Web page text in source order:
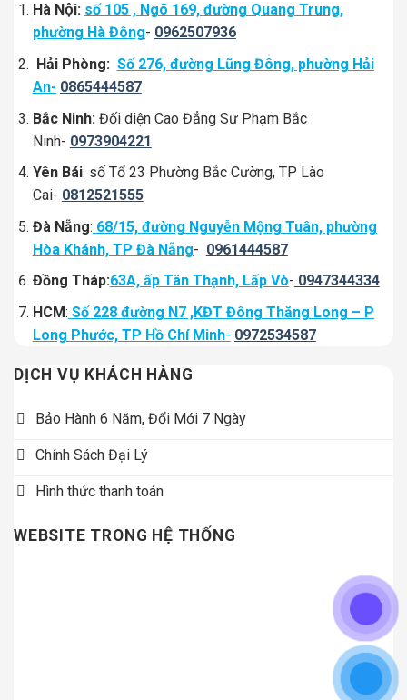
Hà Nội: số 105 , Ngõ 169, đường Quang Trung,
phường Hà Đông- 0962507936
Hải Phòng: Số 276, đường Lũng Đông, phường Hải
An- 0865444587
Bắc Ninh: Đối diện Cao Đẳng Sư Phạm Bắc
Ninh- 0973904221
Yên Bái: số Tổ 23 Phường Bắc Cường, TP Lào
Cai- 0812521555
Đà Nẵng: 68/15, đường Nguyễn Mộng Tuân, phường
Hòa Khánh, TP Đà Nẵng- 0961444587
Đồng Tháp:63A, ấp Tân Thạnh, Lấp Vò- 0947344334
HCM: Số 228 đường N7 ,KĐT Đông Thăng Long – P
Long Phước, TP Hồ Chí Minh- 0972534587
DỊCH VỤ KHÁCH HÀNG
Bảo Hành 6 Năm, Đổi Mới 7 Ngày
Chính Sách Đại Lý
Hình thức thanh toán
WEBSITE TRONG HỆ THỐNG